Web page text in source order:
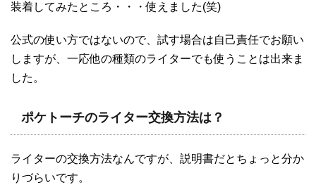
装着してみたところ・・・使えました(笑)
公式の使い方ではないので、試す場合は自己責任でお願い
しますが、一応他の種類のライターでも使うことは出来ま
した。
ポケトーチのライター交換方法は？
ライターの交換方法なんですが、説明書だとちょっと分か
りづらいです。